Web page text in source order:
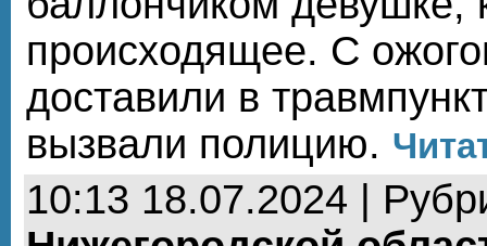
происходящее. С
доставили в
вызвали полицию.
10:13 18.07.2024 |